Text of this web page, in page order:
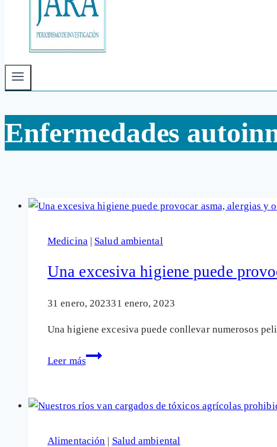
Enfermedades
Medicina| Salud ambiental
Una excesiva higiene puede
31 enero, 202331 enero, 2023
Una higiene excesiva puede conllevar numerosos
Leer más
Una
puede
asma,
Alimentación | Salud ambiental